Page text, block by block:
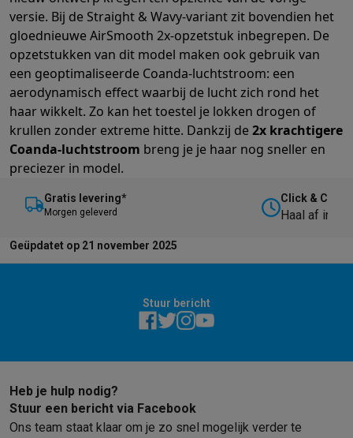
versie. Bij de Straight & Wavy-variant zit bovendien het
gloednieuwe AirSmooth 2x-opzetstuk inbegrepen. De
opzetstukken van dit model maken ook gebruik van
een geoptimaliseerde Coanda-luchtstroom: een
aerodynamisch effect waarbij de lucht zich rond het
haar wikkelt. Zo kan het toestel je lokken drogen of
krullen zonder extreme hitte. Dankzij de2x krachtigere
Coanda-luchtstroom breng je je haar nog sneller en
preciezer in model.
Gratis levering*
M orgen geleverd
Click &
Haal af in
Geüpdatet op 21 november 2025
Stuur bericht
Heb je hulp nodig?
Stuur een bericht via Facebook
Ons team staat klaar om je zo snel mogelijk verder te